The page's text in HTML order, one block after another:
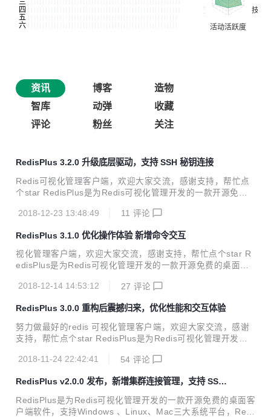
资讯 博客
造物
智库
动弹
收藏
评论
粉丝 关注
RedisPlus 3.2.0 升级底层驱动，支持 SSH 秘钥连接
Redis可视化管理客户端，欢迎大家交流，感谢支持，帮忙点
个star RedisPlus是为Redis可视化管理开发的一款开源免费
台，RedisPlus提供更加高效、方便、快捷的使用体验，有着
接，同时还支持SSH（单机、集群）通道连接。RedisPlus致
力于为大家提供一个高效的Redis可视化管理软件。 项目开源
地址：https://gitee.com/MaxBill/RedisPlus 软件下载地址：
2018-12-23 13:48:49 11 评论
RedisPlus 3.1.0 优化操作体验 新增命令交互
视化管理客户端，欢迎大家交流，感谢支持，帮忙点个star R
edisPlus是为Redis可视化管理开发的一款开源免费的桌面客
sPlus提供更加高效、方便、快捷的使用体验，有着更加现代
支持SSH（单机、集群）通道连接。RedisPlus致力于为大家
提供一个高效的Redis可视化管理软件。 项目开源地址：http
s://gitee.com/MaxBill/RedisPlus 软件下载地址：https://pan.
2018-12-14 14:53:12 27 评论
RedisPlus 3.0.0 重构后震撼归来，优化性能和交互体验
努力做最好的redis 可视化管理客户端，欢迎大家交流，感谢
支持，帮忙点个star RedisPlus是为Redis可视化管理开发的
ac三大系统平台，RedisPlus提供更加高效、方便、快捷的使
集群模式连接，同时还支持SSH（单机、集群）通道连接。R
edisPlus致力于为大家提供一个高效的Redis可视化管理软
件。 项目开源地址：https://gitee.com/MaxBill/RedisPlus 软
2018-11-24 22:42:41 54 评论
RedisPlus v2.0.0 发布，新增集群连接管理，支持 SSH
通道连接
RedisPlus是为Redis可视化管理开发的一款开源免费的桌面客
户端软件，支持Windows 、Linux、Mac三大系统平台，Redi